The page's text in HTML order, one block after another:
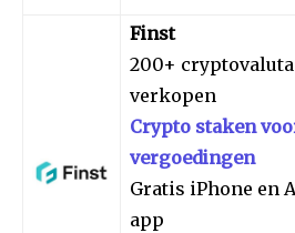
Finst
200+
verkopen
Crypto staken
vergoedingen
Gratis iPhone en
app